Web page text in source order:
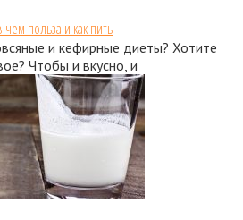
польза и как пить
и кефирные диеты? Хотите
Чтобы и вкусно, и